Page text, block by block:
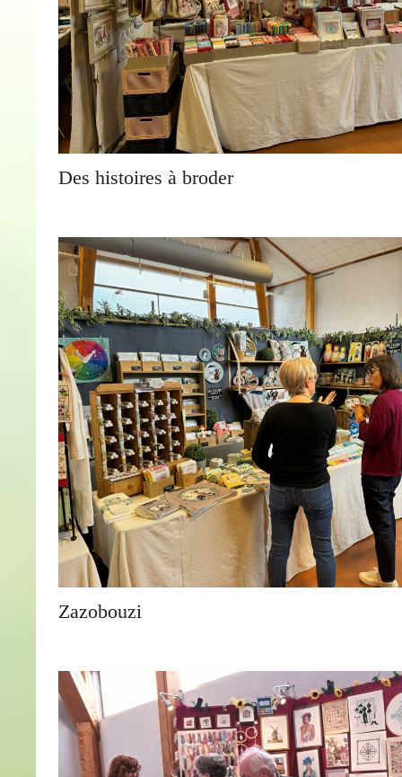
Des histoires à broder
Zazobouzi